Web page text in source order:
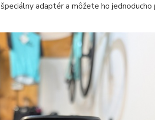
adaptér a môžete ho jednoducho